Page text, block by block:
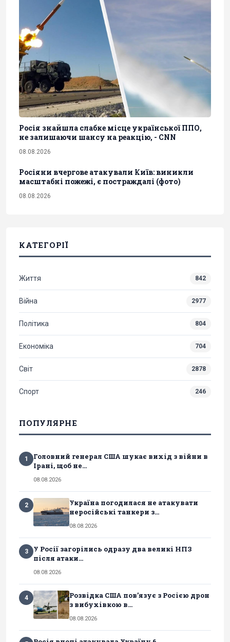
Росія знайшла слабке місце української ППО,
не залишаючи шансу на реакцію, - CNN
08.08.2026
Росіяни вчергове атакували Київ: виникли
масштабні пожежі, є постраждалі (фото)
08.08.2026
КАТЕГОРІЇ
Життя 842
Війна 2977
Політика 804
Економіка 704
Світ 2878
Спорт 246
ПОПУЛЯРНЕ
1
Головний генерал США шукає вихід з війни в
Ірані, щоб не...
08.08.2026
2
Україна погодилася не атакувати
неросійські танкери з...
08.08.2026
3
У Росії загорілись одразу два великі НПЗ
після атаки...
08.08.2026
4
Розвідка США пов’язує з Росією дрон
з вибухівкою в...
08.08.2026